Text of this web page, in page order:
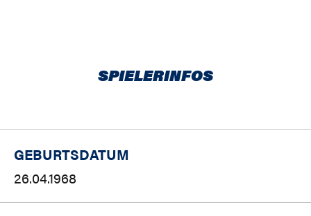
SPIELERINFOS
GEBURTSDATUM
26.04.1968